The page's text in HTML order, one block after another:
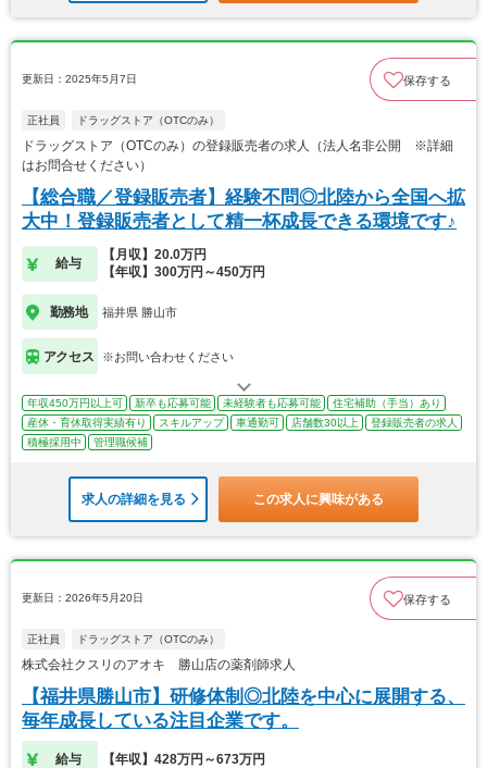
更新日：2025年5月7日 保存する
正社員 ドラッグストア（OTCのみ）
ドラッグストア（OTCのみ）の登録販売者の求人（法人名非公開 ※詳細
はお問合せください）
【総合職／登録販売者】経験不問◎北陸から全国へ拡
大中！登録販売者として精一杯成長できる環境です♪
給与
【月収】20.0万円
【年収】300万円～450万円
勤務地 福井県 勝山市
アクセス ※お問い合わせください
年収450万円以上可 新卒も応募可能 未経験者も応募可能
住宅補助（手当）あり
産休・育休取得実績有り
スキルアップ 車通勤可 店舗数30以上
登録販売者の求人
積極採用中
管理職候補
求人の詳細を見る この求人に興味がある
更新日：2026年5月20日 保存する
正社員 ドラッグストア（OTCのみ）
株式会社クスリのアオキ 勝山店の薬剤師求人
【福井県勝山市】研修体制◎北陸を中心に展開する、
毎年成長している注目企業です。
給与 【年収】428万円～673万円